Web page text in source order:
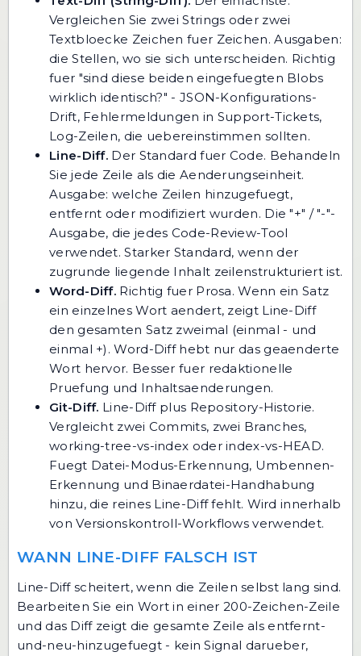
Vergleichen Sie zwei Strings oder zwei
Textbloecke Zeichen fuer Zeichen. Ausgaben:
die Stellen, wo sie sich unterscheiden. Richtig
fuer "sind diese beiden eingefuegten Blobs
wirklich identisch?" - JSON-Konfigurations-
Drift, Fehlermeldungen in Support-Tickets,
Log-Zeilen, die uebereinstimmen sollten.
Line-Diff. Der Standard fuer Code. Behandeln
Sie jede Zeile als die Aenderungseinheit.
Ausgabe: welche Zeilen hinzugefuegt,
entfernt oder modifiziert wurden. Die "+" / "-"-
Ausgabe, die jedes Code-Review-Tool
verwendet. Starker Standard, wenn der
zugrunde liegende Inhalt zeilenstrukturiert ist.
Word-Diff. Richtig fuer Prosa. Wenn ein Satz
ein einzelnes Wort aendert, zeigt Line-Diff
den gesamten Satz zweimal (einmal - und
einmal +). Word-Diff hebt nur das geaenderte
Wort hervor. Besser fuer redaktionelle
Pruefung und Inhaltsaenderungen.
Git-Diff. Line-Diff plus Repository-Historie.
Vergleicht zwei Commits, zwei Branches,
working-tree-vs-index oder index-vs-HEAD.
Fuegt Datei-Modus-Erkennung, Umbennen-
Erkennung und Binaerdatei-Handhabung
hinzu, die reines Line-Diff fehlt. Wird innerhalb
von Versionskontroll-Workflows verwendet.
WANN LINE-DIFF FALSCH IST
Line-Diff scheitert, wenn die Zeilen selbst lang sind.
Bearbeiten Sie ein Wort in einer 200-Zeichen-Zeile
und das Diff zeigt die gesamte Zeile als entfernt-
und-neu-hinzugefuegt - kein Signal darueber,